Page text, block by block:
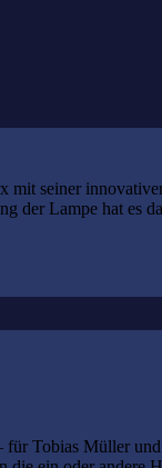
seiner
der Lampe hat es
Tobias Müller